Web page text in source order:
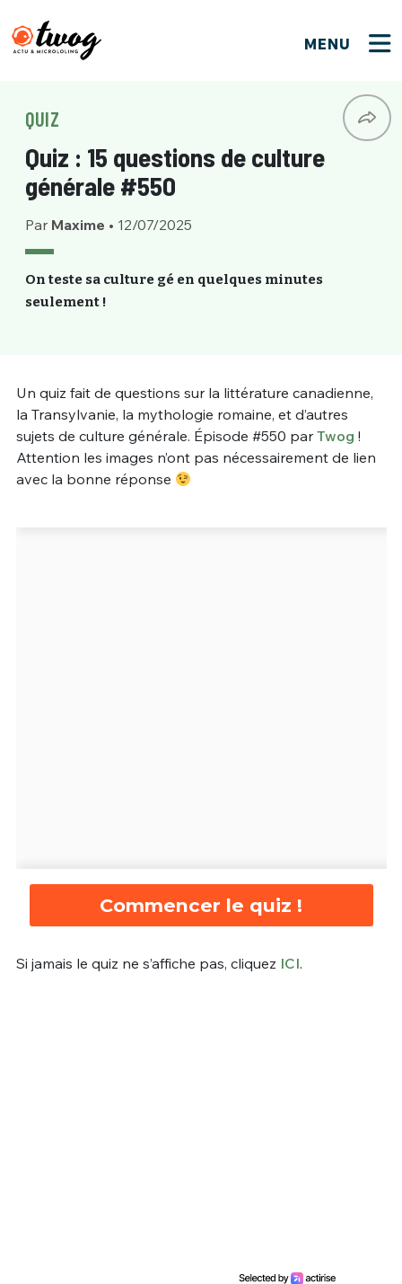
MENU
QUIZ
Quiz : 15 questions de culture
générale #550
Par Maxime • 12/07/2025
On teste sa culture gé en quelques minutes
seulement !
Un quiz fait de questions sur la littérature canadienne,
la Transylvanie, la mythologie romaine, et d’autres
sujets de culture générale. Épisode #550 par Twog !
Attention les images n’ont pas nécessairement de lien
avec la bonne réponse
Commencer le quiz !
Si jamais le quiz ne s’affiche pas, cliquez ICI.
PSEUDO*
EMAIL*
PASSWORD
JE M'INSCRIS
Connexion
PSEUDO
CONNEXION
Que souhaitez-vous proposer ?
Quelques tweets
C'EST PARTI
Ma propre sélection
ME CONNECTER
Un Thread